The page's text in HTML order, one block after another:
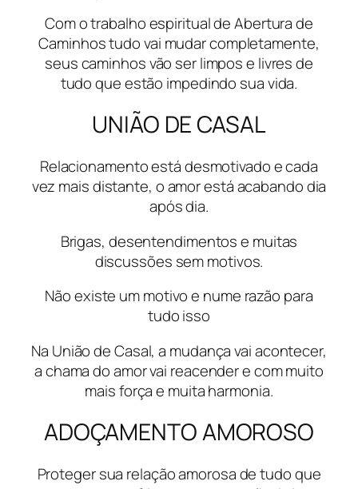
Com o trabalho espiritual de Abertura de
Caminhos tudo vai mudar completamente,
seus caminhos vão ser limpos e livres de
tudo que estão impedindo sua vida.
UNIÃO DE CASAL
Relacionamento está desmotivado e cada
vez mais distante, o amor está acabando dia
após dia.
Brigas, desentendimentos e muitas
discussões sem motivos.
Não existe um motivo e nume razão para
tudo isso
Na União de Casal, a mudança vai acontecer,
a chama do amor vai reacender e com muito
mais força e muita harmonia.
ADOÇAMENTO AMOROSO
Proteger sua relação amorosa de tudo que